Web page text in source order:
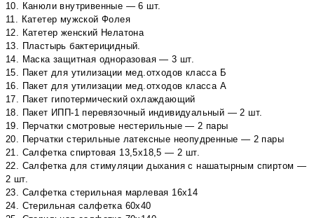
10. Канюли внутривенные — 6 шт.
11. Катетер мужской Фолея
12. Катетер женский Нелатона
13. Пластырь бактерицидный.
14. Маска защитная одноразовая — 3 шт.
15. Пакет для утилизации мед.отходов класса Б
16. Пакет для утилизации мед.отходов класса А
17. Пакет гипотермический охлаждающий
18. Пакет ИПП-1 перевязочный индивидуальный — 2 шт.
19. Перчатки смотровые нестерильные — 2 пары
20. Перчатки стерильные латексные неопудренные — 2 пары
21. Салфетка спиртовая 13,5х18,5 — 2 шт.
22. Салфетка для стимуляции дыхания с нашатырным спиртом —
2 шт.
23. Салфетка стерильная марлевая 16х14
24. Стерильная салфетка 60х40